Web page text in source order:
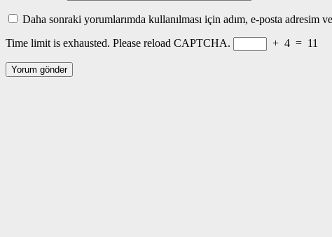
Daha sonraki yorumlarımda kullanılması için adım, e-posta adresim
Time limit is exhausted. Please reload CAPTCHA.
+ 4 = 11